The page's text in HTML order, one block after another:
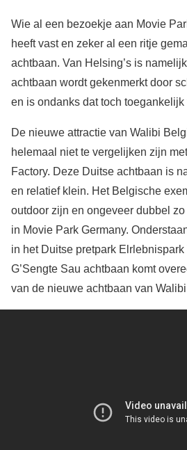
Wie al een bezoekje aan Movie
heeft vast en zeker al een ritje
achtbaan. Van Helsing’s is
achtbaan wordt gekenmerkt door
en is ondanks dat toch toegankelijk
De nieuwe attractie van Walibi
helemaal niet te vergelijken zijn
Factory. Deze Duitse achtbaan is
en relatief klein. Het Belgische
outdoor zijn en ongeveer dubbel
in Movie Park Germany.
in het Duitse pretpark
G’Sengte Sau achtbaan komt
van de nieuwe achtbaan van